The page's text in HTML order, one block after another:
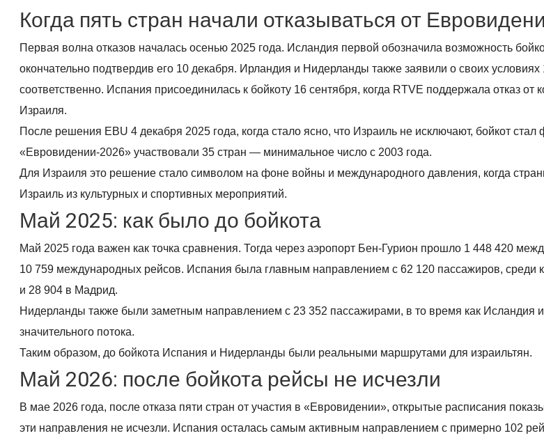
Когда пять стран начали отказываться от
Первая волна отказов началась осенью 2025 года. Исландия первой обозначила возможность
окончательно подтвердив его 10 декабря. Ирландия и Нидерланды также заявили о своих условиях
соответственно. Испания присоединилась к бойкоту 16 сентября, когда RTVE поддержала отказ от
Израиля.
После решения EBU 4 декабря 2025 года, когда стало ясно, что Израиль не исключают, бойкот стал
«Евровидении-2026» участвовали 35 стран — минимальное число с 2003 года.
Для Израиля это решение стало символом на фоне войны и международного давления, когда
Израиль из культурных и спортивных мероприятий.
Май 2025: как было до бойкота
Май 2025 года важен как точка сравнения. Тогда через аэропорт Бен-Гурион прошло 1 448 420
10 759 международных рейсов. Испания была главным направлением с 62 120 пассажиров, среди
и 28 904 в Мадрид.
Нидерланды также были заметным направлением с 23 352 пассажирами, в то время как Исландия
значительного потока.
Таким образом, до бойкота Испания и Нидерланды были реальными маршрутами для израильтян.
Май 2026: после бойкота рейсы не исчезли
В мае 2026 года, после отказа пяти стран от участия в «Евровидении», открытые расписания
эти направления не исчезли. Испания осталась самым активным направлением с примерно 102